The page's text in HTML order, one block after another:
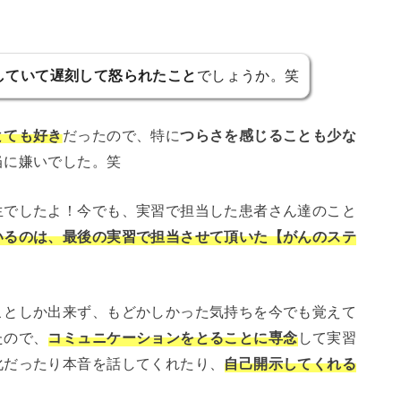
ていて遅刻して怒られたこと でしょうか。笑
ても好きだったので、特につらさを感じることも少な
嫌いでした。笑
したよ！今でも、実習で担当した患者さん達のこと
のは、最後の実習で担当させて頂いた【がんのステ
しか出来ず、もどかしかった気持ちを今でも覚えて
で、 コミュニケーションをとることに専念して実習
ったり本音を話してくれたり、 自己開示してくれる